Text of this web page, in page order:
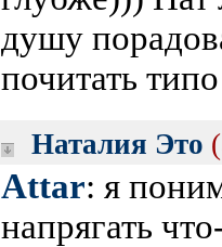
душу
почитать
Наталия Это
Attar: я
напрягать